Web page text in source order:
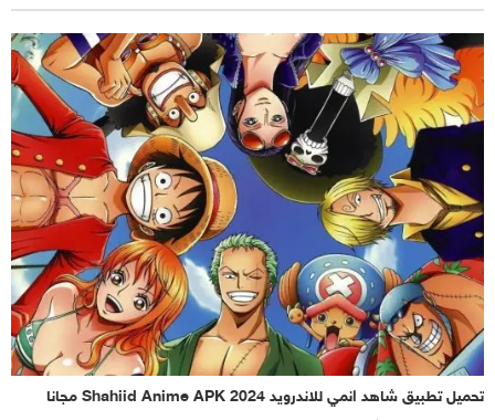
تحميل تطبيق شاهد انمي للاندرويد Shahiid Anime APK 2024 مجانا